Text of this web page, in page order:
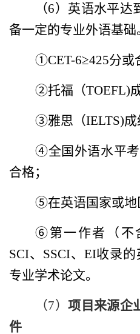
（6）英语水平达
备一定的专业外语基础
①CET-6≥425分或
②托福（TOEFL)
③雅思（IELTS)
④全国外语水平
合格；
⑤在英语国家或地
⑥第一作者（不
SCI、 SSCI、 EI收录的
专业学术论文。
（7）项目来源企
件